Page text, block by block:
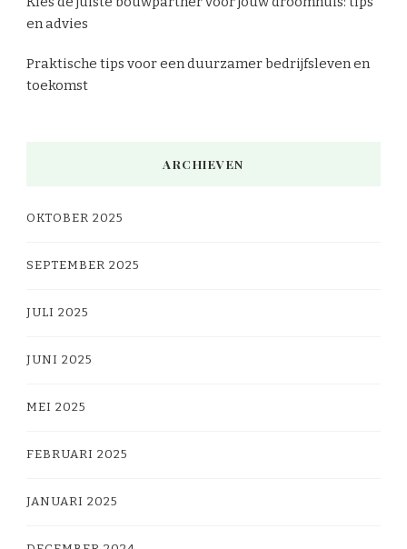
en advies
Praktische tips voor een duurzamer bedrijfsleven en
toekomst
ARCHIEVEN
OKTOBER 2025
SEPTEMBER 2025
JULI 2025
JUNI 2025
MEI 2025
FEBRUARI 2025
JANUARI 2025